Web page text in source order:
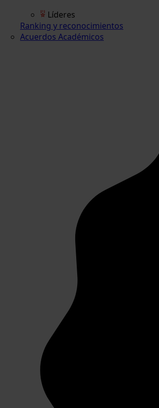
Líderes
Ranking y reconocimientos
Acuerdos Académicos